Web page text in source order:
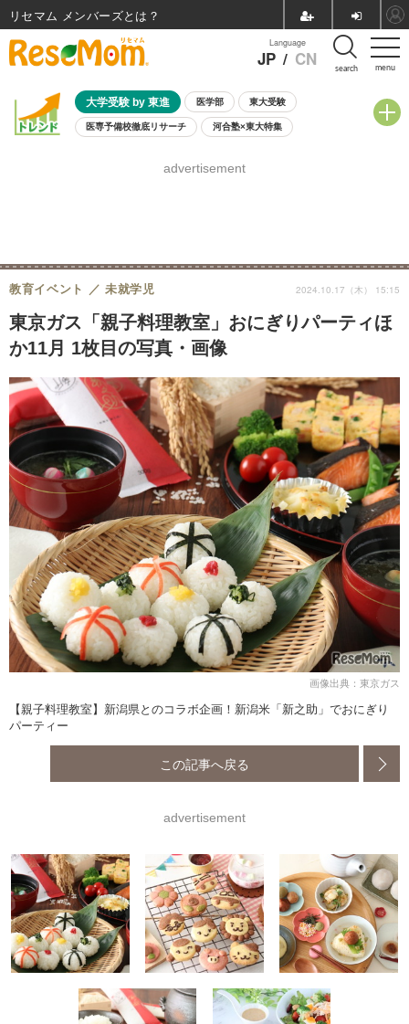
menu
Language
JP / CN search
大学受験 by 東進 医学部 東大受験
医専予備校徹底リサーチ 河合塾×東大特集
8月開催学校説明会・相談会
advertisement
東京ガス「親子料理教室」おにぎりパーティほ
か11月 1枚目の写真・画像
教育イベント 未就学児 2024.10.17（木） 15:15
画像出典：東京ガス
【親子料理教室】新潟県とのコラボ企画！新潟米「新之助」でおにぎり
パーティー
この記事へ戻る
advertisement
リセマム メンバーズ